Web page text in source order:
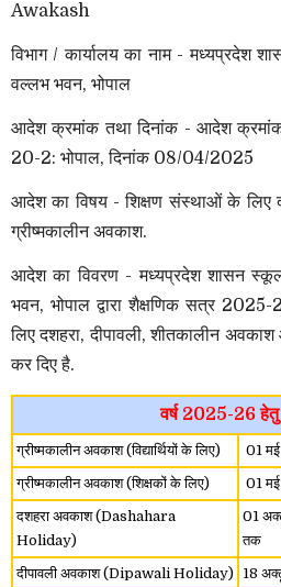
Awakash
विभाग / कार्यालय का नाम - मध्यप्रदेश
वल्लभ भवन, भोपाल
आदेश क्रमांक तथा दिनांक - आदेश
20-2: भोपाल, दिनांक 08/04/2025
आदेश का विषय - शिक्षण संस्थाओं के लिए
ग्रीष्मकालीन अवकाश.
आदेश का विवरण - मध्यप्रदेश शासन स्कूल
भवन, भोपाल द्वारा शैक्षणिक सत्र
लिए दशहरा, दीपावली, शीतकालीन
कर दिए है.
वर्ष 2025-26
ग्रीष्मकालीन अवकाश (विद्यार्थियों के लिए)
01
ग्रीष्मकालीन अवकाश (शिक्षकों के लिए)
01
दशहरा अवकाश (Dashahara
Holiday)
01
तक
दीपावली अवकाश (Dipawali Holiday) 18